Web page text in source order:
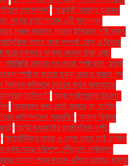
আন্দোলন" "অন্তর্বর্তী সরকার যথাযথ
ফুলের চায়ে পাবেন ৬টি অসাধারণ
সন্তান কমলার সামনে ইতিহাস সৃষ্টি করার
দলের সঙ্গে সম্পর্ক: কেন এ বিষয়ে
করে সরকারে থাকার কোনো ইচ্ছা নেই:
সন্ধ্যার পর থেকে স্পষ্ট হবে: স্বরাষ্ট্র
স্পষ্ট না করলে যমুনা ঘেরাও করবে গণ
কমিশনে বৈঠকে যাবে জামায়াতে
সাকিব?" "আজ লক্ষ্মীপূজার উৎসব"
"আমাদের কথা কেউ ভাবছে না: মার্কিন
বাসিন্দাদের অনুভূতি" "আমার হিজাব
"আমি যুক্তরাষ্ট্রের রাজনৈতিক বন্দী:
"আর্জেন্টিনার কাছে ৬ গোল খেয়ে সেই ব্রাজিল
হৃদয়-ঝড়ে বরিশাল পৌঁছালো ফাইনালে
অন্যান্য শহর দখলে এগিয়ে চলেছে হায়াত